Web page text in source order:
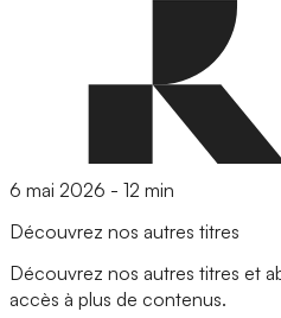
6 mai 2026 - 12 min
Découvrez nos autres titres
Découvrez nos autres titres et
accès à plus de contenus.